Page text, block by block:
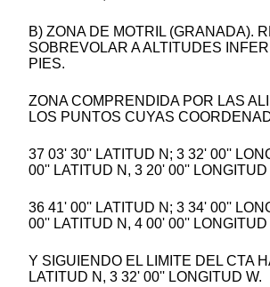
B) ZONA DE MOTRIL (GRANADA).
SOBREVOLAR A ALTITUDES
PIES.
ZONA COMPRENDIDA POR LAS
LOS PUNTOS CUYAS
37 03' 30'' LATITUD N; 3 32' 00''
00'' LATITUD N, 3 20' 00'' LONGITUD
36 41' 00'' LATITUD N; 3 34' 00''
00'' LATITUD N, 4 00' 00'' LONGITUD
Y SIGUIENDO EL LIMITE DEL CTA
LATITUD N, 3 32' 00'' LONGITUD W.